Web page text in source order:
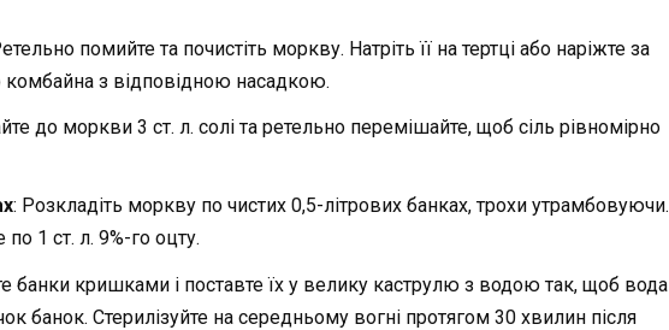
помийте та почистіть моркву. Натріть її на тертці або наріжте за
з відповідною насадкою.
до моркви 3 ст. л. солі та ретельно перемішайте, щоб сіль рівномірно
: Розкладіть моркву по чистих 0,5-літрових банках, трохи утрамбовуючи.
1 ст. л. 9%-го оцту.
банки кришками і поставте їх у велику каструлю з водою так, щоб вода
банок. Стерилізуйте на середньому вогні протягом 30 хвилин після